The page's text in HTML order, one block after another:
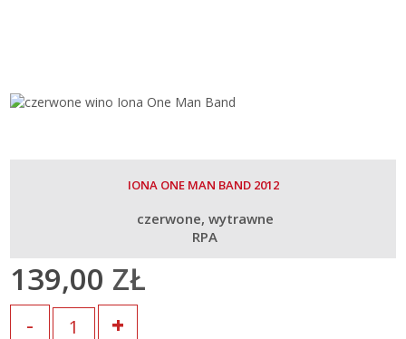
IONA ONE MAN BAND 2012
czerwone wytrawne
RPA
139,00 ZŁ